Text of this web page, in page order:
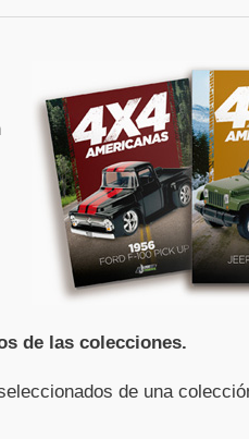
de las colecciones.
de una